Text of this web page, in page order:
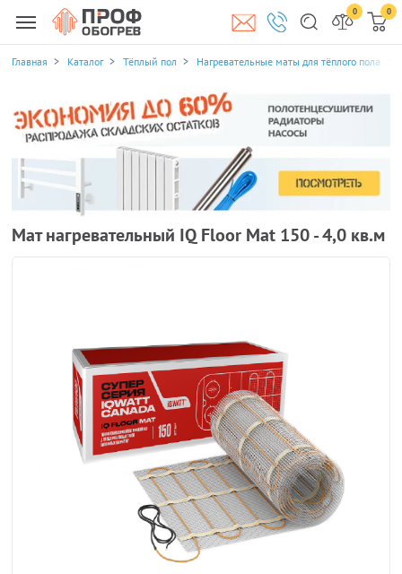
0 0
Главная Каталог Тёплый пол Нагревательные маты для тёплого пола
Мат нагревательный IQ Floor Mat 150 - 4,0 кв.м